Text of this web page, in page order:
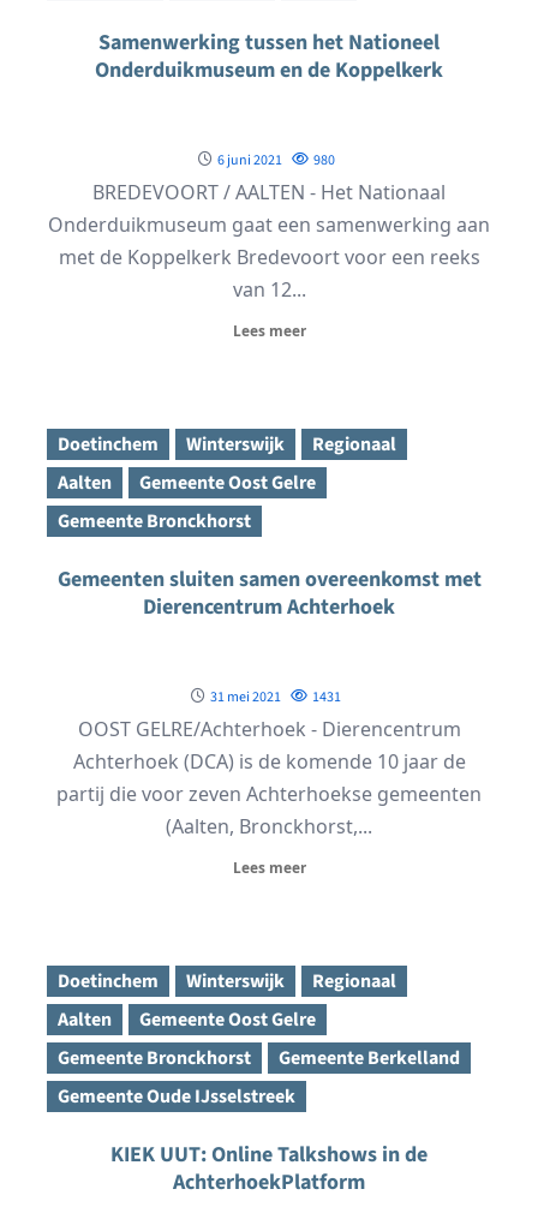
Samenwerking tussen het Nationeel
Onderduikmuseum en de Koppelkerk
6 juni 2021 980
BREDEVOORT / AALTEN - Het Nationaal
Onderduikmuseum gaat een samenwerking aan
met de Koppelkerk Bredevoort voor een reeks
van 12...
Lees meer
Doetinchem Winterswijk
Regionaal
Aalten
Gemeente Oost Gelre
Gemeente Bronckhorst
Gemeenten sluiten samen overeenkomst met
Dierencentrum Achterhoek
31 mei 2021 1431
OOST GELRE/Achterhoek - Dierencentrum
Achterhoek (DCA) is de komende 10 jaar de
partij die voor zeven Achterhoekse gemeenten
(Aalten, Bronckhorst,...
Lees meer
Doetinchem Winterswijk
Regionaal
Aalten
Gemeente Oost Gelre
Gemeente Bronckhorst
Gemeente Berkelland
Gemeente Oude IJsselstreek
KIEK UUT: Online Talkshows in de
AchterhoekPlatform